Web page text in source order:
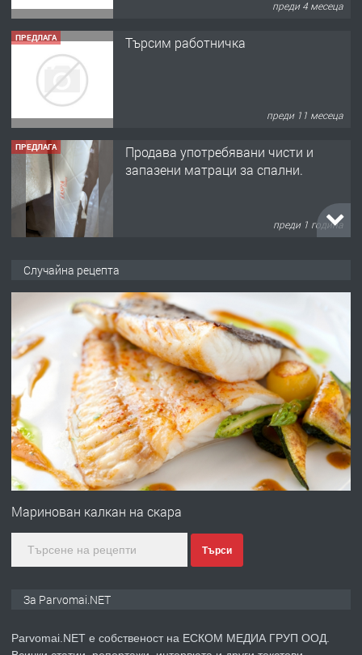
преди 4 месеца
ПРЕДЛАГА Търсим работничка
преди 11 месеца
ПРЕДЛАГА
Продава употребявани чисти и
запазени матраци за спални.
преди 1 година
преди 1 година
ПРЕДЛАГА
Първи поход "По стъпките на Ангел
Войвода"
преди 1 година
ПРЕДЛАГА
Монтажник на малки детайли за
Случайна рецепта
Маринован калкан на скара
Търси
За Parvomai.NET
Parvomai.NET е собственост на ЕСКОМ МЕДИА ГРУП ООД.